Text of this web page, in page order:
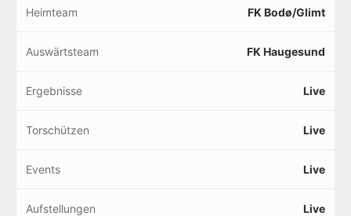
Heimteam FK Bodø/Glimt
Auswärtsteam FK Haugesund
Ergebnisse Live
Torschützen Live
Events Live
Aufstellungen Live